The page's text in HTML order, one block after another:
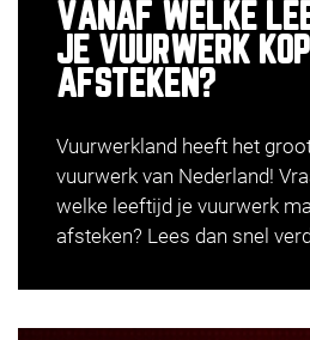
VANAF WELKE
JE VUURWERK
AFSTEKEN?
Vuurwerkland heeft het
vuurwerk van Nederland!
welke leeftijd je vuurwerk
afsteken? Lees dan snel